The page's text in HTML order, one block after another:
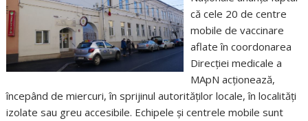
că cele 20 de centre
mobile de vaccinare
aflate în coordonarea
Direcţiei medicale a
MApN acţionează,
începând de miercuri, în sprijinul autorităţilor locale, în localităţi
izolate sau greu accesibile. Echipele şi centrele mobile sunt